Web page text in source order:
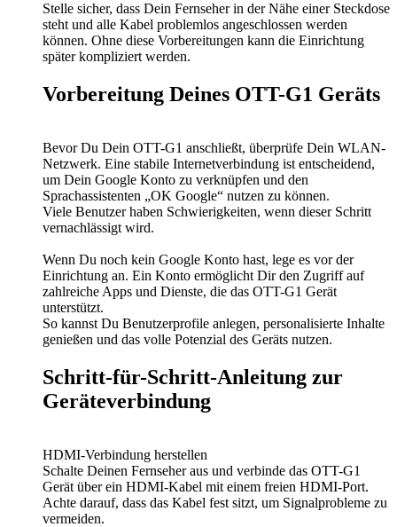
Stelle sicher, dass Dein Fernseher in der Nähe einer Steckdose
steht und alle Kabel problemlos angeschlossen werden
können. Ohne diese Vorbereitungen kann die Einrichtung
später kompliziert werden.
Vorbereitung Deines OTT-G1 Geräts
Bevor Du Dein OTT-G1 anschließt, überprüfe Dein WLAN-
Netzwerk. Eine stabile Internetverbindung ist entscheidend,
um Dein Google Konto zu verknüpfen und den
Sprachassistenten „OK Google“ nutzen zu können.
Viele Benutzer haben Schwierigkeiten, wenn dieser Schritt
vernachlässigt wird.
Wenn Du noch kein Google Konto hast, lege es vor der
Einrichtung an. Ein Konto ermöglicht Dir den Zugriff auf
zahlreiche Apps und Dienste, die das OTT-G1 Gerät
unterstützt.
So kannst Du Benutzerprofile anlegen, personalisierte Inhalte
genießen und das volle Potenzial des Geräts nutzen.
Schritt-für-Schritt-Anleitung zur
Geräteverbindung
HDMI-Verbindung herstellen
Schalte Deinen Fernseher aus und verbinde das OTT-G1
Gerät über ein HDMI-Kabel mit einem freien HDMI-Port.
Achte darauf, dass das Kabel fest sitzt, um Signalprobleme zu
vermeiden.